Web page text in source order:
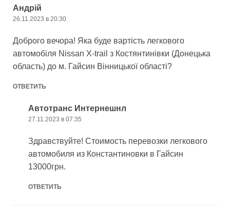
Андрій
26.11.2023 в 20:30
Доброго вечора! Яка буде вартість легкового
автомобіля Nissan X-trail з Костянтинівки (Донецька
область) до м. Гайсин Вінницької області?
ОТВЕТИТЬ
Автотранс Интернешнл
27.11.2023 в 07:35
Здравствуйте! Стоимость перевозки легкового
автомобиля из Константиновки в Гайсин
13000грн.
ОТВЕТИТЬ